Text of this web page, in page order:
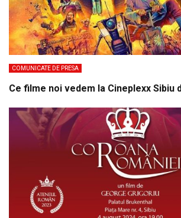
COMUNICATE DE PRESA
Ce filme noi vedem la Cineplexx Sibiu